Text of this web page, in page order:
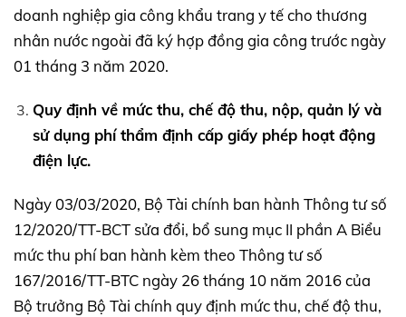
doanh nghiệp gia công khẩu trang y tế cho thương
nhân nước ngoài đã ký hợp đồng gia công trước ngày
01 tháng 3 năm 2020.
Quy định về mức thu, chế độ thu, nộp, quản lý và
sử dụng phí thẩm định cấp giấy phép hoạt động
điện lực.
Ngày 03/03/2020, Bộ Tài chính ban hành Thông tư số
12/2020/TT-BCT sửa đổi, bổ sung mục II phần A Biểu
mức thu phí ban hành kèm theo Thông tư số
167/2016/TT-BTC ngày 26 tháng 10 năm 2016 của
Bộ trưởng Bộ Tài chính quy định mức thu, chế độ thu,